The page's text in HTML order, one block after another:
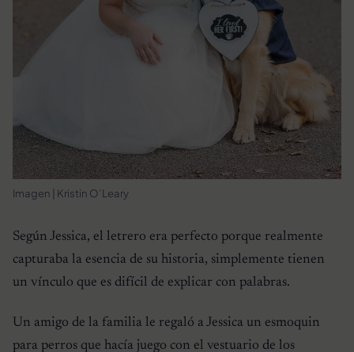
Imagen | Kristin O’Leary
Según Jessica, el letrero era perfecto porque realmente
capturaba la esencia de su historia, simplemente tienen
un vínculo que es difícil de explicar con palabras.
Un amigo de la familia le regaló a Jessica un esmoquin
para perros que hacía juego con el vestuario de los